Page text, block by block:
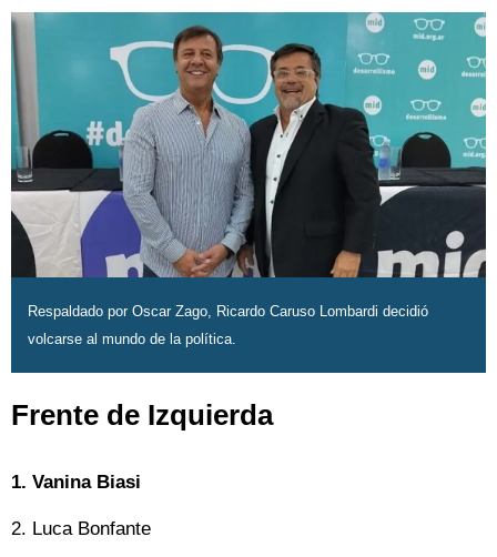
Respaldado por Oscar Zago, Ricardo Caruso Lombardi decidió
volcarse al mundo de la política.
Frente de Izquierda
1. Vanina Biasi
2. Luca Bonfante